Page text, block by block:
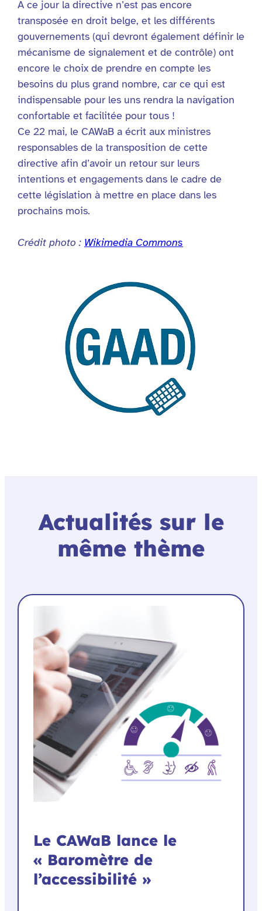
A ce jour la directive n’est pas encore
transposée en droit belge, et les différents
gouvernements (qui devront également définir le
mécanisme de signalement et de contrôle) ont
encore le choix de prendre en compte les
besoins du plus grand nombre, car ce qui est
indispensable pour les uns rendra la navigation
confortable et facilitée pour tous !
Ce 22 mai, le CAWaB a écrit aux ministres
responsables de la transposition de cette
directive afin d’avoir un retour sur leurs
intentions et engagements dans le cadre de
cette législation à mettre en place dans les
prochains mois.
Crédit photo : Wikimedia Commons
Actualités sur le
même thème
Le CAWaB lance le
« Baromètre de
l’accessibilité »